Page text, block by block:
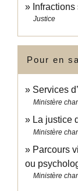
Justice
Pour en
Services
Ministère
La justice
Ministère
Parcours
ou
Ministère